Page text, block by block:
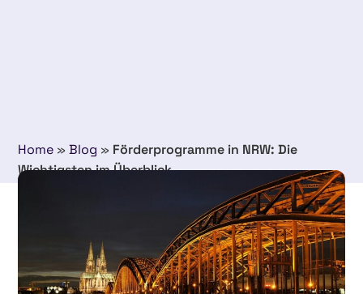
Home »Blog » Förderprogramme in NRW: Die
Wichtigsten im Überblick